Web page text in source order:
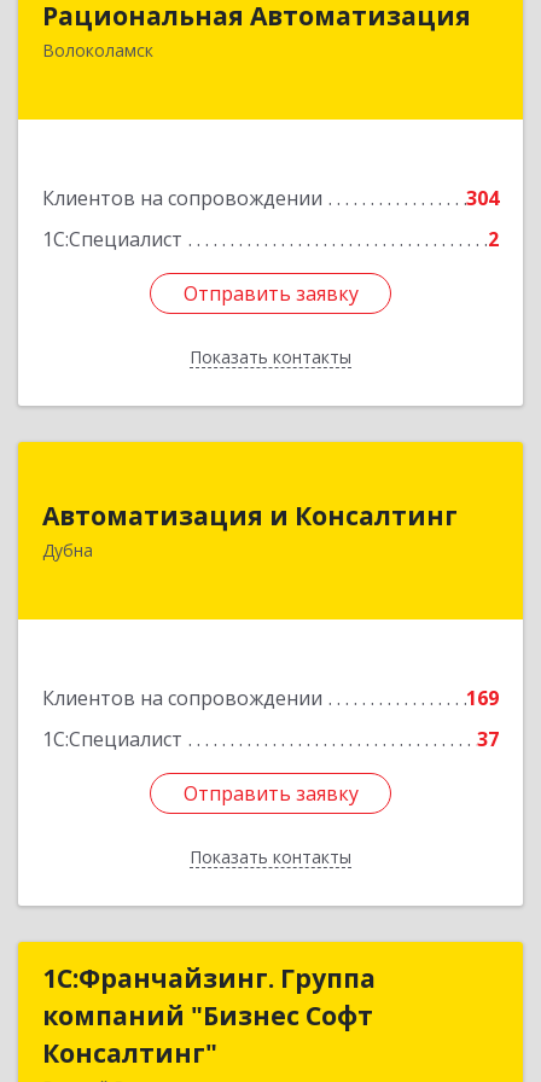
Рациональная Автоматизация
Волоколамск
Клиентов на сопровождении
304
1С:Специалист
2
Отправить заявку
Показать контакты
143600, Московская обл, Волоколамский р-н,
Волоколамск г, Октябрьская пл, дом № 10,
Отправить заявку
Назад
Автоматизация и Консалтинг
Дубна
Клиентов на сопровождении
169
1С:Специалист
37
Отправить заявку
Показать контакты
141983, Московская обл, г.о.Дубна, Дубна г,
Программистов ул, дом № 4, строение 4, оф.306
Подробнее
Отправить заявку
Назад
1С:Франчайзинг. Группа
компаний "Бизнес Софт
Консалтинг"
1С:Франчайзинг. Группа
компаний "Бизнес Софт